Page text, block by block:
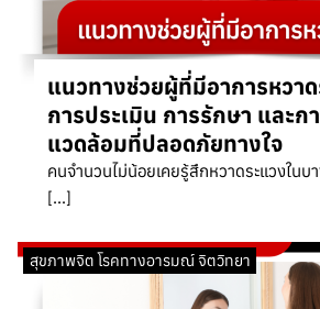
แนวทางช่วยผู้ที่มีอาการหวา
การประเมิน การรักษา และก
แวดล้อมที่ปลอดภัยทางใจ
คนจำนวนไม่น้อยเคยรู้สึกหวาดระแวงในบ
[…]
สุขภาพจิต โรคทางอารมณ์ จิตวิทยา